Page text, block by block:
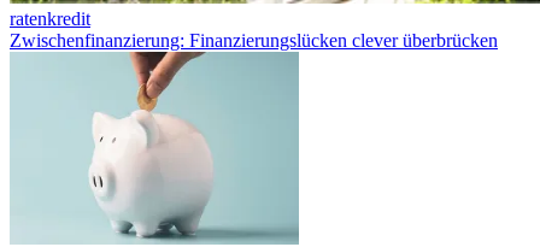
ratenkredit
Zwischenfinanzierung: Finanzierungslücken clever überbrücken